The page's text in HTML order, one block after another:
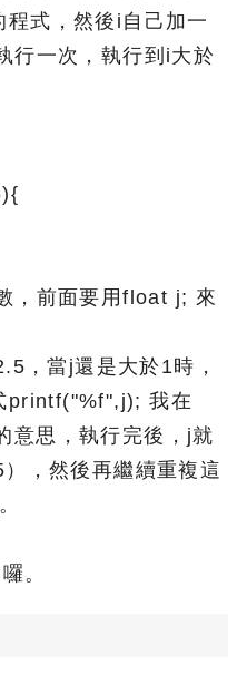
式，然後i自己加一
行一次，執行到i大於
，前面要用float j; 來
，當j還是大於1時，
printf("%f",j); 我在
意思，執行完後，j就
，然後再繼續重複這
。